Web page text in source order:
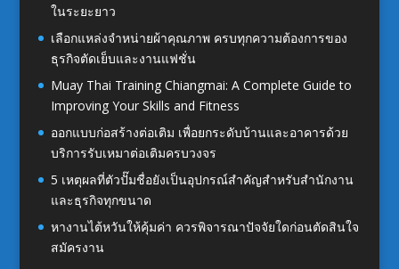
ในระยะยาว
เลือกแหล่งจำหน่ายผ้าคุณภาพ ครบทุกความต้องการของ
ธุรกิจตัดเย็บและงานแฟชั่น
Muay Thai Training Chiangmai: A Complete Guide to
Improving Your Skills and Fitness
ออกแบบก่อสร้างต่อเติม เพื่อยกระดับบ้านและอาคารด้วย
บริการรับเหมาต่อเติมครบวงจร
5 เหตุผลที่ตัวปั๊มชื่อยังเป็นอุปกรณ์สำคัญสำหรับสำนักงาน
และธุรกิจทุกขนาด
หางานไต้หวันให้คุ้มค่า ควรพิจารณาปัจจัยใดก่อนตัดสินใจ
สมัครงาน